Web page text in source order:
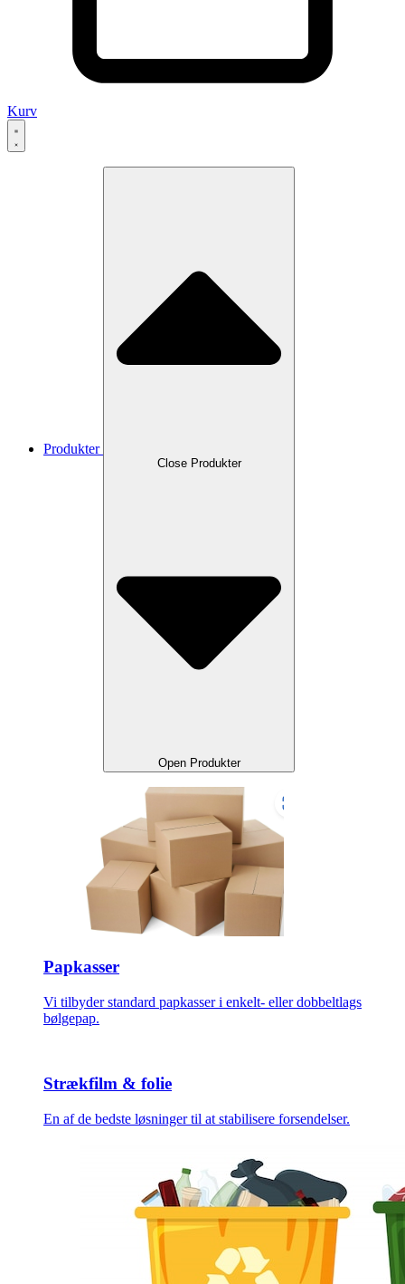
Kurv
Produkter
Close Produkter
Open Produkter
Papkasser
Vi tilbyder standard papkasser i enkelt- eller dobbeltlags
bølgepap.
Strækfilm & folie
En af de bedste løsninger til at stabilisere forsendelser.